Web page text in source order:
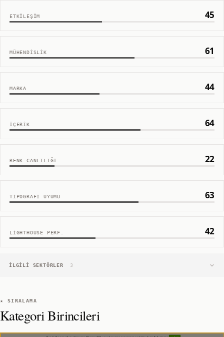
ETKILEŞIM 45
MÜHENDISLIK 61
MARKA 44
İÇERIK 64
RENK CANLILIĞI 22
TIPOGRAFI UYUMU 63
LIGHTHOUSE PERF. 42
İLGILI SEKTÖRLER 3
★ SIRALAMA
Kategori Birincileri